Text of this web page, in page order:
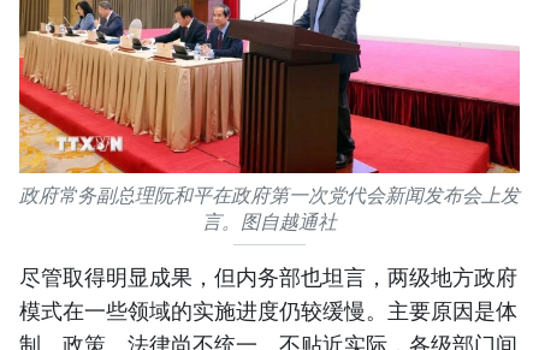
政府常务副总理阮和平在政府第一次党代会新闻发布会上发
言。图自越通社
尽管取得明显成果，但内务部也坦言，两级地方政府
模式在一些领域的实施进度仍较缓慢。主要原因是体